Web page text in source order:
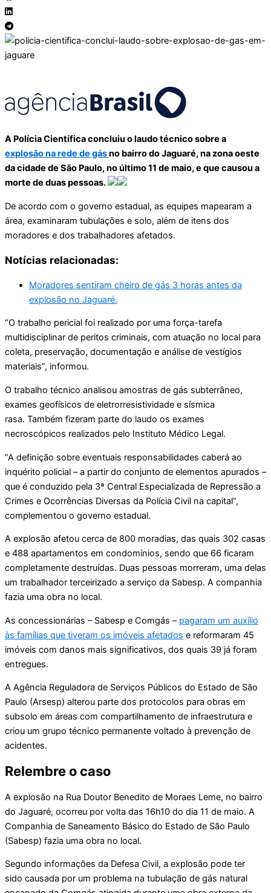
A Polícia Científica concluiu o laudo técnico sobre a
explosão na rede de gásno bairro do Jaguaré, na zona oeste
da cidade de São Paulo, no último 11 de maio, e que causou a
morte de duas pessoas.
De acordo com o governo estadual, as equipes mapearam a
área, examinaram tubulações e solo, além de itens dos
moradores e dos trabalhadores afetados.
Notícias relacionadas:
Moradores sentiram cheiro de gás 3 horas antes da
explosão no Jaguaré.
“O trabalho pericial foi realizado por uma força-tarefa
multidisciplinar de peritos criminais, com atuação no local para
coleta, preservação, documentação e análise de vestígios
materiais”, informou.
O trabalho técnico analisou amostras de gás subterrâneo,
exames geofísicos de eletrorresistividade e sísmica
rasa. Também fizeram parte do laudo os exames
necroscópicos realizados pelo Instituto Médico Legal.
“A definição sobre eventuais responsabilidades caberá ao
inquérito policial – a partir do conjunto de elementos apurados –
que é conduzido pela 3ª Central Especializada de Repressão a
Crimes e Ocorrências Diversas da Polícia Civil na capital”,
complementou o governo estadual.
A explosão afetou cerca de 800 moradias, das quais 302 casas
e 488 apartamentos em condomínios, sendo que 66 ficaram
completamente destruídas. Duas pessoas morreram, uma delas
um trabalhador terceirizado a serviço da Sabesp. A companhia
fazia uma obra no local.
As concessionárias – Sabesp e Comgás – pagaram um auxílio
às famílias que tiveram os imóveis afetados e reformaram 45
imóveis com danos mais significativos, dos quais 39 já foram
entregues.
A Agência Reguladora de Serviços Públicos do Estado de São
Paulo (Arsesp) alterou parte dos protocolos para obras em
subsolo em áreas com compartilhamento de infraestrutura e
criou um grupo técnico permanente voltado à prevenção de
acidentes.
Relembre o caso
A explosão na Rua Doutor Benedito de Moraes Leme, no bairro
do Jaguaré, ocorreu por volta das 16h10 do dia 11 de maio. A
Companhia de Saneamento Básico do Estado de São Paulo
(Sabesp) fazia uma obra no local.
Segundo informações da Defesa Civil, a explosão pode ter
sido causada por um problema na tubulação de gás natural